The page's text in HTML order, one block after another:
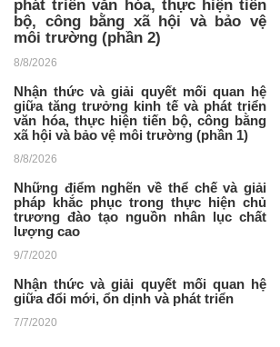
phát triển văn hóa, thực hiện tiến
bộ, công bằng xã hội và bảo vệ
môi trường (phần 2)
8/8/2026
Nhận thức và giải quyết mối quan hệ
giữa tăng trưởng kinh tế và phát triển
văn hóa, thực hiện tiến bộ, công bằng
xã hội và bảo vệ môi trường (phần 1)
8/8/2026
Những điểm nghẽn về thể chế và giải
pháp khắc phục trong thực hiện chủ
trương đào tạo nguồn nhân lục chất
lượng cao ​
9/7/2020
Nhận thức và giải quyết mối quan hệ
giữa đổi mới, ổn dịnh và phát triển ​
7/7/2020